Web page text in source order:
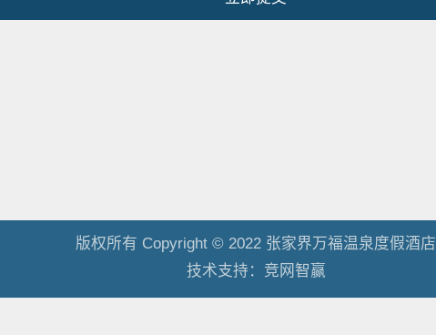
版权所有 Copyright © 2022 张家界万福温泉度假酒店
技术支持： 竞网智赢